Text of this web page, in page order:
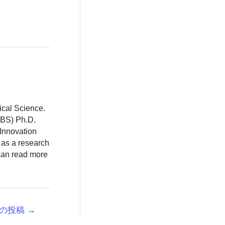
Science.
Ph.D.
a research
read more
投稿 →